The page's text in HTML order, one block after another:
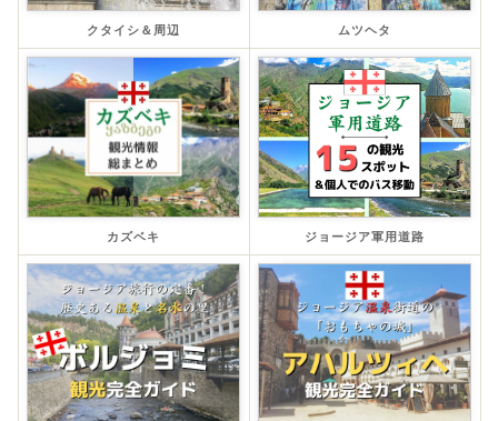
クタイシ＆周辺 ムツヘタ
カズベキ ジョージア軍用道路